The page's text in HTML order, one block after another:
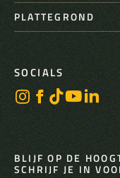
PLATTEGROND
SOCIALS
BLIJF OP DE
SCHRIJF JE IN